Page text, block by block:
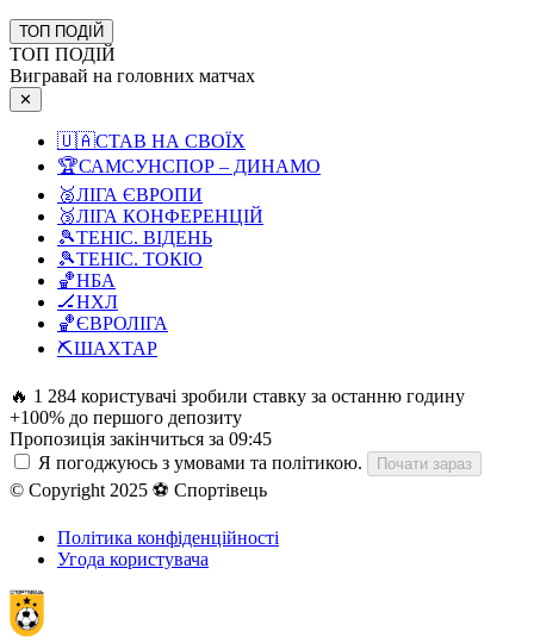
ТОП ПОДІЙ
ТОП ПОДІЙ
Вигравай на головних матчах
✕
🇺🇦СТАВ НА СВОЇХ
🏆САМСУНСПОР – ДИНАМО
🥈ЛІГА ЄВРОПИ
🥉ЛІГА КОНФЕРЕНЦІЙ
🎾ТЕНІС. ВІДЕНЬ
🎾ТЕНІС. ТОКІО
🏀НБА
🏒НХЛ
🏀ЄВРОЛІГА
⛏️ШАХТАР
🔥 1 284 користувачі зробили ставку за останню годину
+100% до першого депозиту
Пропозиція закінчиться за 09:44
Я погоджуюсь з умовами та політикою.
Почати зараз
© Copyright 2025 ⚽ Спортівець
Політика конфіденційності
Угода користувача